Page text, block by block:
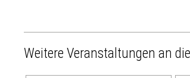
Weitere Veranstaltungen an